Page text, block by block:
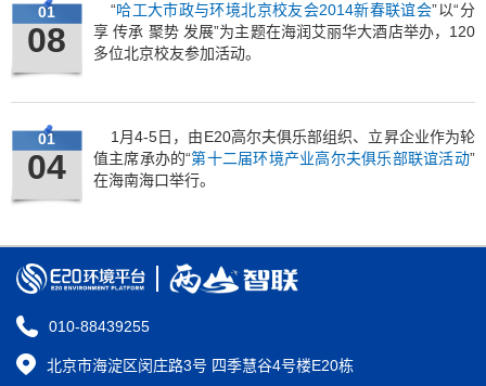
01
08
“哈工大市政与环境北京校友会2014新春联谊会”以“分
享 传承 聚势 发展”为主题在海润艾丽华大酒店举办，120
多位北京校友参加活动。
01
04
1月4-5日，由E20高尔夫俱乐部组织、立昇企业作为轮
值主席承办的“第十二届环境产业高尔夫俱乐部联谊活动”
在海南海口举行。
010-88439255
北京市海淀区闵庄路3号 四季慧谷4号楼E20栋